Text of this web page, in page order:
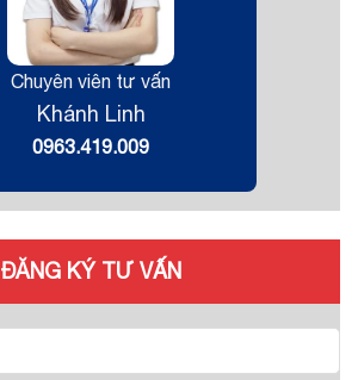
Chuyên viên tư vấn
Khánh Linh
0963.419.009
ĐĂNG KÝ TƯ VẤN